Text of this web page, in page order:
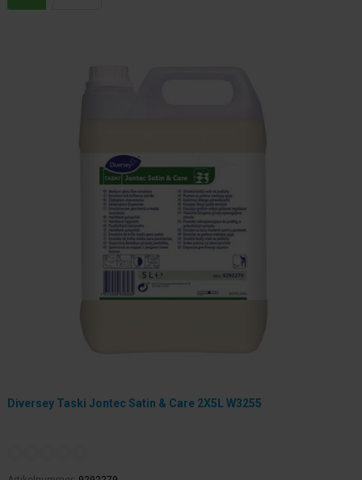
Diversey Taski Jontec Satin & Care 2X5L W3255